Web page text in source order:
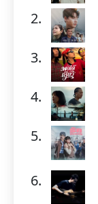
2.
3.
4.
5.
6.